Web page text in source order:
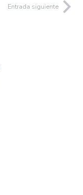
Entrada siguiente